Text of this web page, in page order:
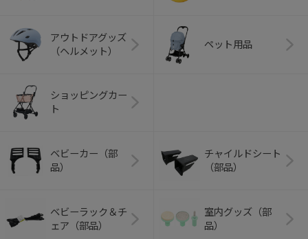
アウトドアグッズ
（ヘルメット）
ペット用品
ショッピングカー
ト
ベビーカー（部
品）
チャイルドシート
（部品）
ベビーラック＆チ
ェア（部品）
室内グッズ（部
品）